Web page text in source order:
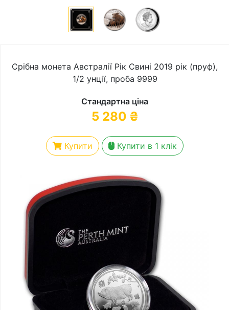
Срібна монета Австралії Рік Свині 2019 рік (пруф),
1/2 унції, проба 9999
Стандартна ціна
5 280 ₴
Купити Купити в 1 клік